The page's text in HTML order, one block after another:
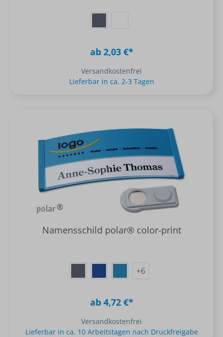
ab 2,03 €*
Versandkostenfrei
Lieferbar in ca. 2-3 Tagen
Namensschild polar® color-print
+6
ab 4,72 €*
Versandkostenfrei
Lieferbar in ca. 10 Arbeitstagen nach Druckfreigabe